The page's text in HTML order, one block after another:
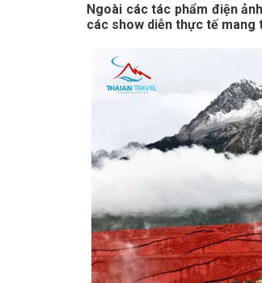
Ngoài các tác phẩm điện
các show diễn thực tế mang